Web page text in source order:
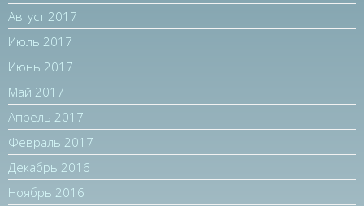
Август 2017
Июль 2017
Июнь 2017
Май 2017
Апрель 2017
Февраль 2017
Декабрь 2016
Ноябрь 2016